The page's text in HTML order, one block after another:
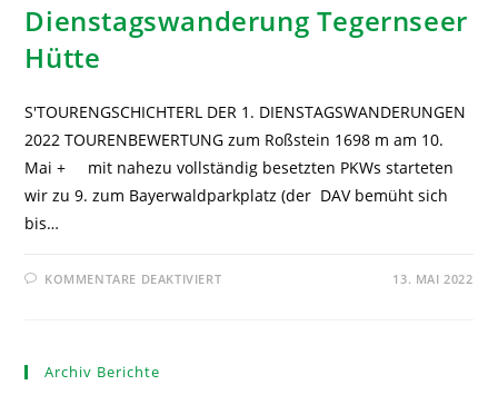
Dienstagswanderung Tegernseer
Hütte
S'TOURENGSCHICHTERL DER 1. DIENSTAGSWANDERUNGEN
2022 TOURENBEWERTUNG zum Roßstein 1698 m am 10.
Mai + mit nahezu vollständig besetzten PKWs starteten
wir zu 9. zum Bayerwaldparkplatz (der DAV bemüht sich
bis…
KOMMENTARE DEAKTIVIERT 13. MAI 2022
Archiv Berichte